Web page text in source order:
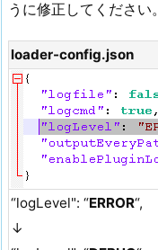
うに修正してください。
loader-config.json
“logLevel": “ERROR“,
↓